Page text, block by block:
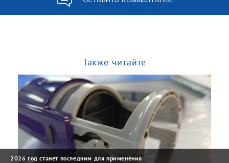
Также читайте
2026 год станет последним для применения